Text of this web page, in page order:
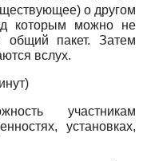
о другом
которым можно не
общий пакет. Затем
вслух.
участникам
установках,